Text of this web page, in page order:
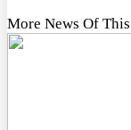
More News Of